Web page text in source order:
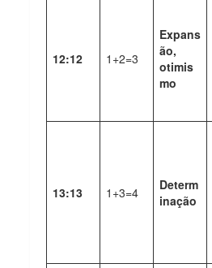
12:12 1+2=3
Expans
ão,
otimis
mo
13:13 1+3=4
Determ
inação